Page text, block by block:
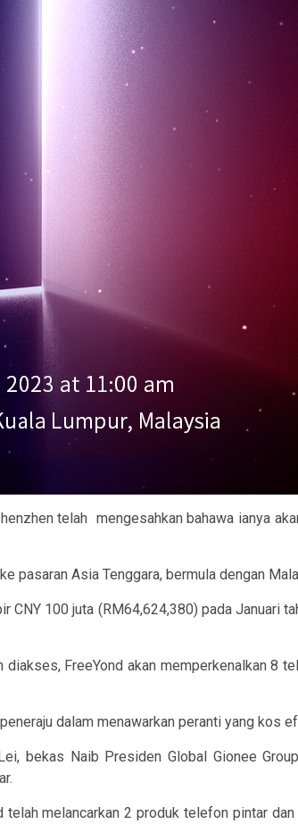
telah mengesahkan bahawa ianya
pasaran Asia Tenggara, bermula dengan
CNY 100 juta (RM64,624,380) pada Januari
FreeYond akan memperkenalkan 8
dalam menawarkan peranti yang kos
bekas Naib Presiden Global Gionee
telah melancarkan 2 produk telefon pintar